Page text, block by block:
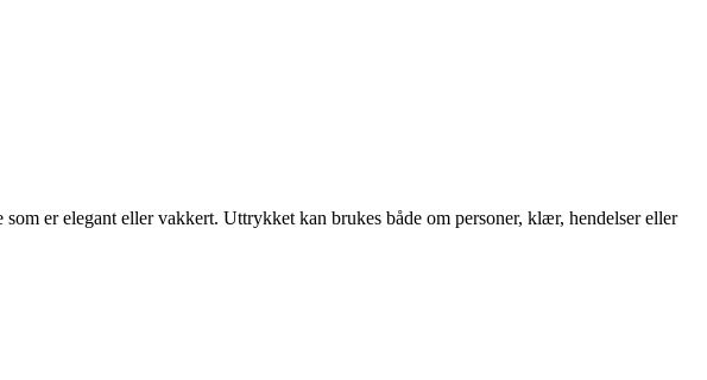
er elegant eller vakkert. Uttrykket kan brukes både om personer, klær, hendelser eller